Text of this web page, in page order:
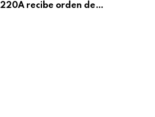
220A recibe orden de